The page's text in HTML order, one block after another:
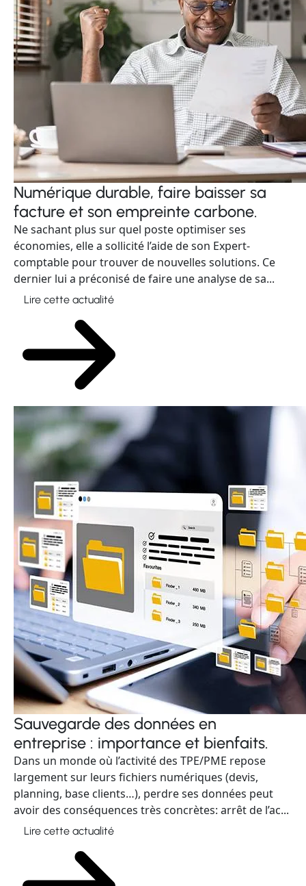
Numérique durable, faire baisser sa
facture et son empreinte carbone.
Ne sachant plus sur quel poste optimiser ses
économies, elle a sollicité l’aide de son Expert-
comptable pour trouver de nouvelles solutions. Ce
dernier lui a préconisé de faire une analyse de sa...
Lire cette actualité
Sauvegarde des données en
entreprise : importance et bienfaits.
Dans un monde où l’activité des TPE/PME repose
largement sur leurs fichiers numériques (devis,
planning, base clients…), perdre ses données peut
avoir des conséquences très concrètes: arrêt de l’ac...
Lire cette actualité